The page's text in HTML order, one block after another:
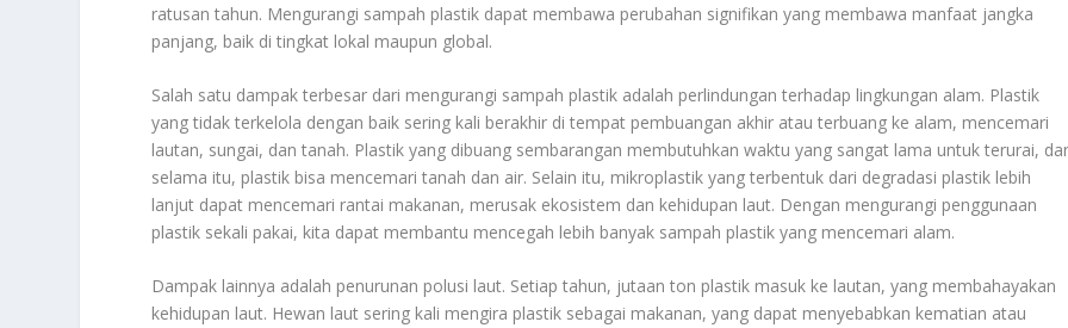
ratusan tahun. Mengurangi sampah plastik dapat membawa perubahan signifikan yang membawa manfaat jangka
panjang, baik di tingkat lokal maupun global.
Salah satu dampak terbesar dari mengurangi sampah plastik adalah perlindungan terhadap lingkungan alam. Plastik
yang tidak terkelola dengan baik sering kali berakhir di tempat pembuangan akhir atau terbuang ke alam, mencemari
lautan, sungai, dan tanah. Plastik yang dibuang sembarangan membutuhkan waktu yang sangat lama untuk terurai,
selama itu, plastik bisa mencemari tanah dan air. Selain itu, mikroplastik yang terbentuk dari degradasi plastik lebih
lanjut dapat mencemari rantai makanan, merusak ekosistem dan kehidupan laut. Dengan mengurangi penggunaan
plastik sekali pakai, kita dapat membantu mencegah lebih banyak sampah plastik yang mencemari alam.
Dampak lainnya adalah penurunan polusi laut. Setiap tahun, jutaan ton plastik masuk ke lautan, yang membahayakan
kehidupan laut. Hewan laut sering kali mengira plastik sebagai makanan, yang dapat menyebabkan kematian atau